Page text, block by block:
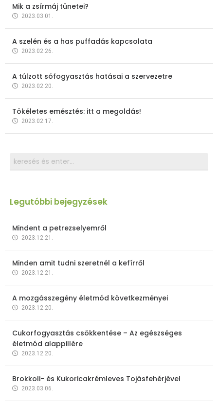
Mik a zsírmáj tünetei?
2023.03.01.
A szelén és a has puffadás kapcsolata
2023.02.26.
A túlzott sófogyasztás hatásai a szervezetre
2023.02.20.
Tökéletes emésztés: itt a megoldás!
2023.02.17.
Legutóbbi bejegyzések
Mindent a petrezselyemről
2023.12.21.
Minden amit tudni szeretnél a kefírről
2023.12.21.
A mozgásszegény életmód következményei
2023.12.20.
Cukorfogyasztás csökkentése – Az egészséges
életmód alappillére
2023.12.20.
Brokkoli- és Kukoricakrémleves Tojásfehérjével
2023.03.06.